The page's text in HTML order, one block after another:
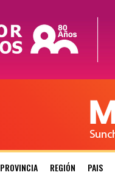
PROVINCIA REGIÓN PAIS